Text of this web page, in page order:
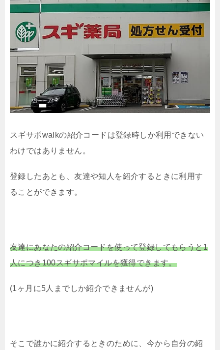
スギサポwalkの紹介コードは登録時しか利用できない
わけではありません。
登録したあとも、友達や知人を紹介するときに利用す
ることができます。
友達にあなたの紹介コードを使って登録してもらうと1
人につき100スギサポマイルを獲得できます。
(1ヶ月に5人までしか紹介できませんが)
そこで誰かに紹介するときのために、今から自分の紹